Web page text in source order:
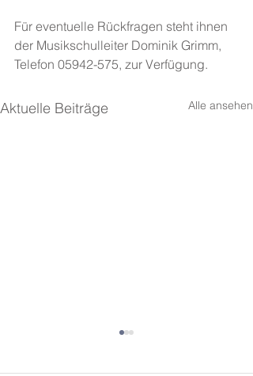
Für eventuelle Rückfragen steht ihnen
der Musikschulleiter Dominik Grimm,
Telefon 05942-575, zur Verfügung.
Aktuelle Beiträge Alle ansehen